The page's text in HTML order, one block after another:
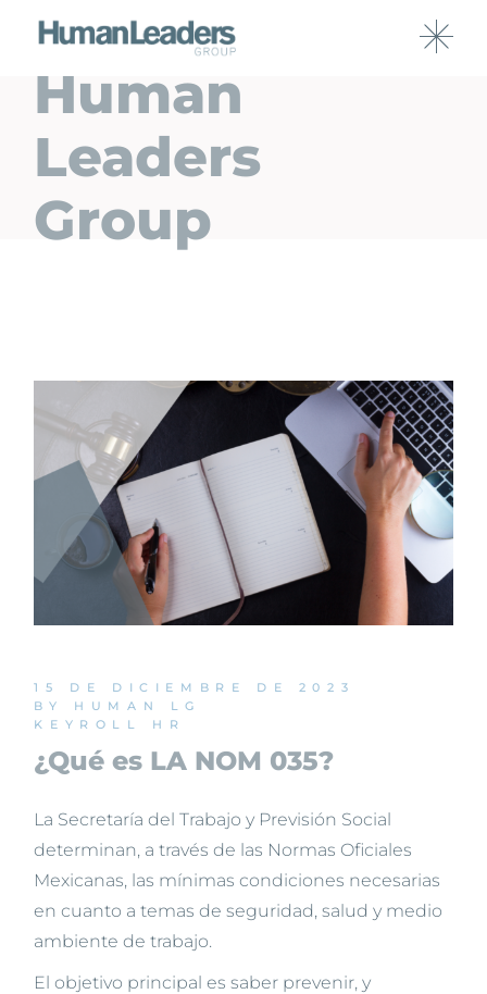
Human
Leaders
Group
15 DE DICIEMBRE DE 2023
BY HUMAN LG
KEYROLL HR
¿Qué es LA NOM 035?
La Secretaría del Trabajo y Previsión Social
determinan, a través de las Normas Oficiales
Mexicanas, las mínimas condiciones necesarias
en cuanto a temas de seguridad, salud y medio
ambiente de trabajo.
El objetivo principal es saber prevenir, y